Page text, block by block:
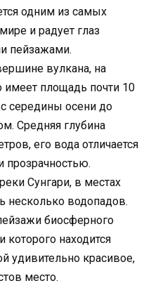
одним из самых
и радует глаз
пейзажами.
вулкана, на
имеет площадь почти 10
середины осени до
Средняя глубина
его вода отличается
прозрачностью.
Сунгари, в местах
несколько водопадов.
биосферного
которого находится
удивительно красивое,
место.